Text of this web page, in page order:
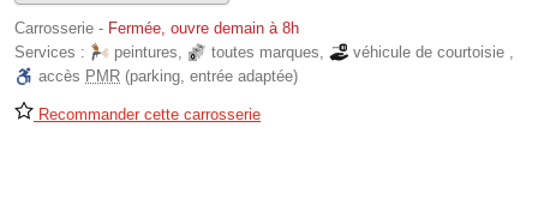
Carrosserie - Fermée, ouvre demain à 8h
Services :
peintures, toutes marques, véhicule de courtoisie ,
accès PMR (parking, entrée adaptée)
Recommander cette carrosserie